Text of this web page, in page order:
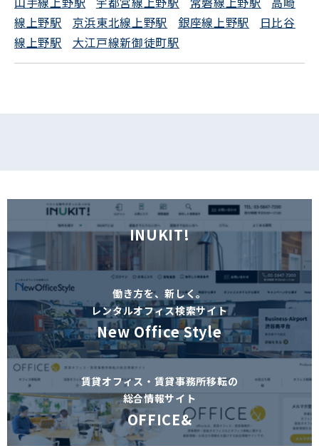
線上野駅
京浜東北線上野駅 銀座線上野駅
日比谷
線上野駅
大江戸線新御徒町駅
INUKIT!
働き方を、新しく。
レンタルオフィス検索サイト
New Office Style
賃貸オフィス・賃貸事務所移転の
総合情報サイト
OFFICE&